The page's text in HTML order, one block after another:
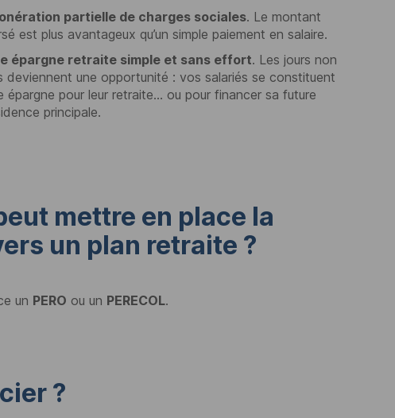
partielle de charges sociales. Le montant
est plus avantageux qu’un simple paiement en salaire.
épargne retraite simple et sans effort. Les jours non
deviennent une opportunité : vos salariés se constituent
épargne pour leur retraite… ou pour financer sa future
principale.
mettre en place la
un plan retraite ?
un PERO ou un PERECOL.
?